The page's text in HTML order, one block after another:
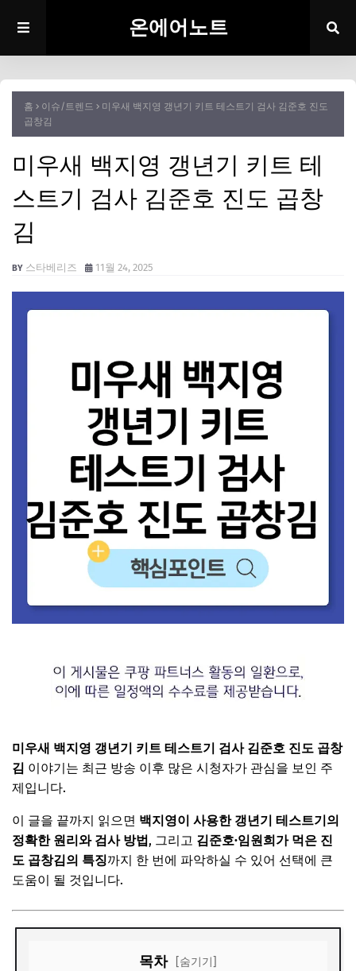
온에어노트
홈 이슈/트렌드
미우새 백지영 갱년기 키트 테스트기 검사 김준호 진도
곱창김
미우새 백지영 갱년기 키트 테
스트기 검사 김준호 진도 곱창
김
스타베리즈 11월 24, 2025
미우새 백지영 갱년기 키트 테스트기 검사 김준호 진도 곱창
김 이야기는 최근 방송 이후 많은 시청자가 관심을 보인 주
제입니다.
이 글을 끝까지 읽으면 백지영이 사용한 갱년기 테스트기의
정확한 원리와 검사 방법, 그리고 김준호·임원희가 먹은 진
도 곱창김의 특징까지 한 번에 파악하실 수 있어 선택에 큰
도움이 될 것입니다.
목차 [숨기기]